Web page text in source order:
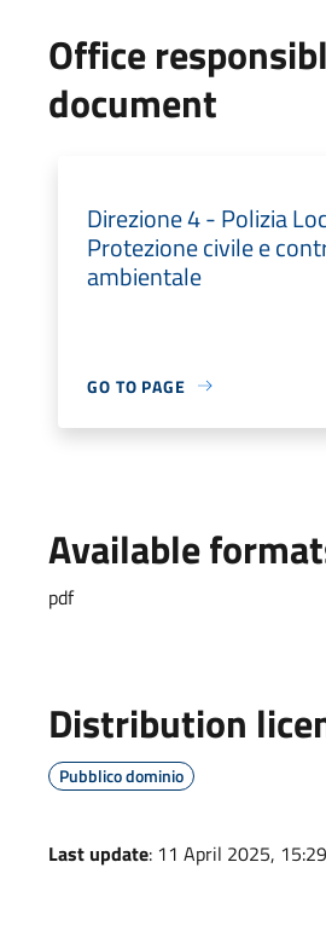
Office
document
Direzione 4 - Polizia
Protezione civile e
ambientale
GO TO PAGE
Available
pdf
Distribution
Pubblico dominio
Last update: 11 April 2025, 15:29